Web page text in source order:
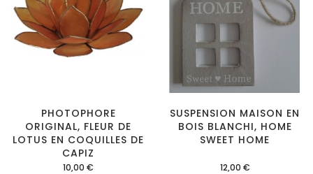
PHOTOPHORE
ORIGINAL, FLEUR DE
LOTUS EN COQUILLES DE
CAPIZ
Prix
10,00 €
SUSPENSION MAISON EN
BOIS BLANCHI, HOME
SWEET HOME
Prix
12,00 €